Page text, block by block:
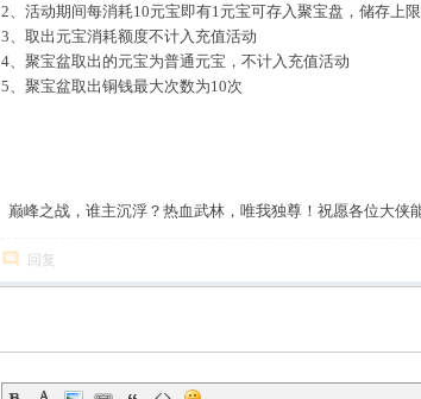
2、活动期间每消耗10元宝即有1元宝可存入聚宝盘，储存上
3、取出元宝消耗额度不计入充值活动
4、聚宝盆取出的元宝为普通元宝，不计入充值活动
5、聚宝盆取出铜钱最大次数为10次
巅峰之战，谁主沉浮？热血武林，唯我独尊！祝愿各位大
回复